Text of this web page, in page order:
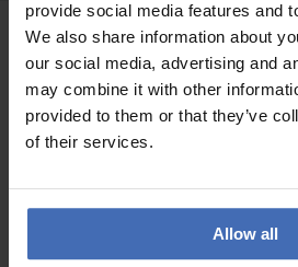
provide social media features and
We also share information about
our social media, advertising and
may combine it with other
provided to them or that they’ve
of their services.
Allow all